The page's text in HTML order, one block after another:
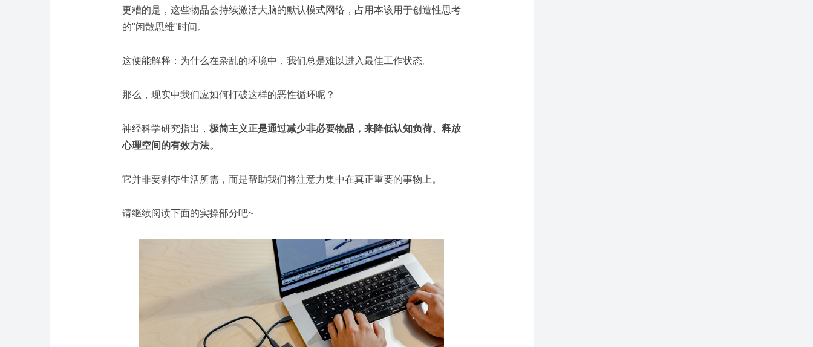
更糟的是，这些物品会持续激活大脑的默认模式网络 ，占用本该用于创造性思考
的"闲散思维"时间。
这便能解释：为什么在杂乱的环境中，我们总是难以进入最佳工作状态。
那么，现实中我们应如何打破这样的恶性循环呢？
神经科学研究指出， 极简主义正是通过减少非必要物品，来降低认知负荷、释放
心理空间的有效方法。
它并非要剥夺生活所需，而是帮助我们将注意力集中在真正重要的事物上。
请继续阅读下面的实操部分吧~